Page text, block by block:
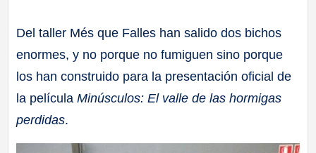
Del taller Més que Falles han salido dos bichos
enormes, y no porque no fumiguen sino porque
los han construido para la presentación oficial de
la películaMinúsculos: El valle de las hormigas
perdidas.